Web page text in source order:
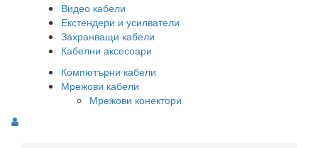
Видео кабели
Екстендери и усилватели
Захранващи кабели
Кабелни аксесоари
Компютърни кабели
Мрежови кабели
Мрежови конектори